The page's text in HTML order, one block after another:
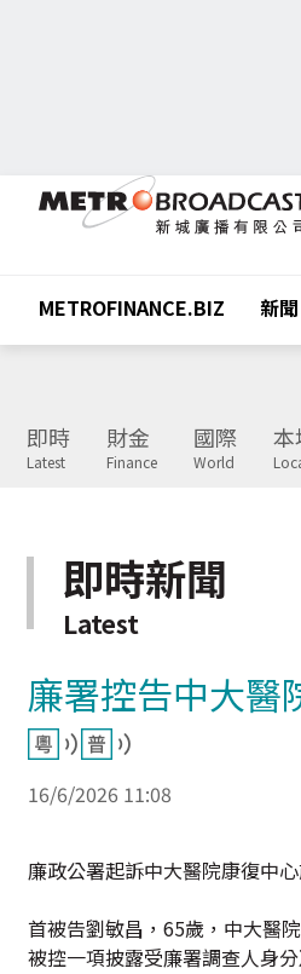
METROFINANCE.BIZ 新聞
即時
Latest
財金
Finance
國際
World
本
即時新聞
Latest
廉署控告中大醫
16/6/2026 11:08
廉政公署起訴中大醫院康復中
首被告劉敏昌，65歲，中大醫
被控一項披露受廉署調查人身分